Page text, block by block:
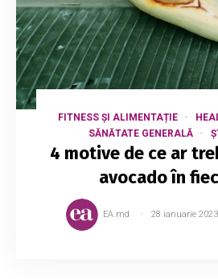
FITNESS ȘI ALIMENTAȚIE
SĂNĂTATE GENERALĂ
4 motive de ce ar
avocado în
EA.md 28 ianuarie 2023